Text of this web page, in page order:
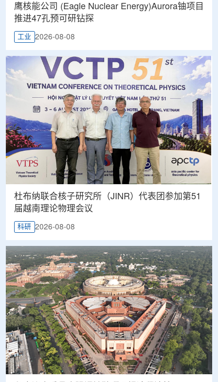
鹰核能公司 (Eagle Nuclear Energy)Aurora铀项目
推进47孔预可研钻探
工业 2026-08-08
杜布纳联合核子研究所（JINR）代表团参加第51
届越南理论物理会议
科研 2026-08-08